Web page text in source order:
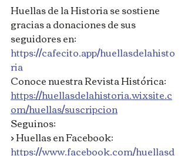
Huellas de la Historia se sostiene
gracias a donaciones de sus
seguidores en:
https://cafecito.app/huellasdelahisto
ria
Conoce nuestra Revista Histórica:
https://huellasdelahistoria.wixsite.c
om/huellas/suscripcion
Seguinos:
> Huellas en Facebook:
https://www.facebook.com/huellasd